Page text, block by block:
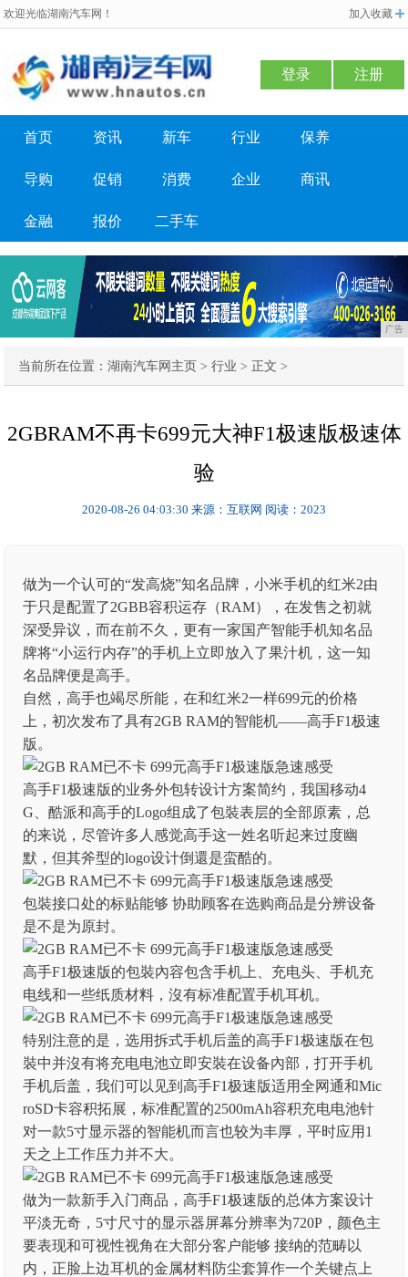
欢迎光临湖南汽车网！ 加入收藏
登录 注册
首页 资讯 新车 行业 保养
导购 促销 消费 企业 商讯
金融 报价 二手车
广告
当前所在位置：湖南汽车网主页 >行业 > 正文 >
2GBRAM不再卡699元大神F1极速版极速体
验
2020-08-26 04:03:30 来源：互联网 阅读：2023
做为一个认可的“发高烧”知名品牌，小米手机的红米2由
于只是配置了2GBB容积运存（RAM），在发售之初就
深受异议，而在前不久，更有一家国产智能手机知名品
牌将“小运行内存”的手机上立即放入了果汁机，这一知
名品牌便是高手。
自然，高手也竭尽所能，在和红米2一样699元的价格
上，初次发布了具有2GB RAM的智能机——高手F1极速
版。
高手F1极速版的业务外包转设计方案简约，我国移动4
G、酷派和高手的Logo组成了包裝表层的全部原素，总
的来说，尽管许多人感觉高手这一姓名听起来过度幽
默，但其斧型的logo设计倒還是蛮酷的。
包裝接口处的标贴能够 协助顾客在选购商品是分辨设备
是不是为原封。
高手F1极速版的包裝內容包含手机上、充电头、手机充
电线和一些纸质材料，沒有标准配置手机耳机。
特别注意的是，选用拆式手机后盖的高手F1极速版在包
裝中并沒有将充电电池立即安裝在设备內部，打开手机
手机后盖，我们可以见到高手F1极速版适用全网通和Mic
roSD卡容积拓展，标准配置的2500mAh容积充电电池针
对一款5寸显示器的智能机而言也较为丰厚，平时应用1
天之上工作压力并不大。
做为一款新手入门商品，高手F1极速版的总体方案设计
平淡无奇，5寸尺寸的显示器屏幕分辨率为720P，颜色主
要表现和可视性视角在大部分客户能够 接纳的范畴以
内，正脸上边耳机的金属材料防尘套算作一个关键点上